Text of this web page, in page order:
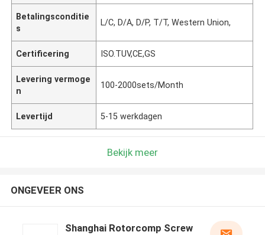
Betalingsconditie
s
L/C, D/A, D/P, T/T, Western Union,
Certificering ISO.TUV,CE,GS
Levering vermoge
n
100-2000sets/Month
Levertijd 5-15 werkdagen
Bekijk meer
ONGEVEER ONS
Shanghai Rotorcomp Screw